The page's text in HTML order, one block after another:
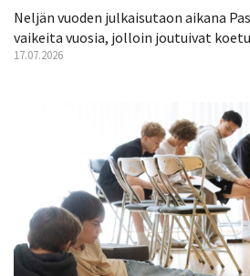
Neljän vuoden julkaisutaon aikana
vaikeita vuosia, jolloin joutuivat
17.07.2026